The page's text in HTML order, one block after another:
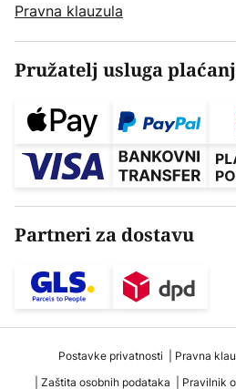
Pravna klauzula
Pružatelj usluga
Partneri za dostavu
Postavke privatnosti Pravna
Zaštita osobnih podataka
Pravilnik